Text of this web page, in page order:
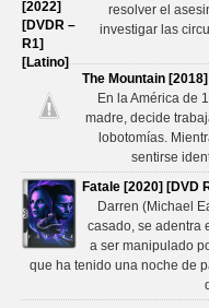
resolver el
investigar las
The Mountain
En la América de
madre, decide
lobotomías.
sentirse
Fatale [2020] [DVD
Darren (Michael
casado, se adentra
a ser manipulado
que ha tenido una noche de